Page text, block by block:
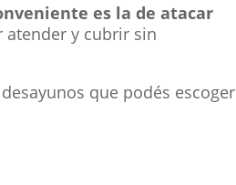
es la de atacar
atender y cubrir sin
que podés escoger